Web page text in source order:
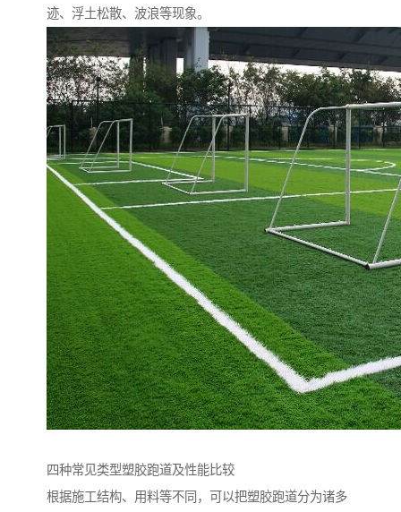
迹、浮土松散、波浪等现象。
四种常见类型塑胶跑道及性能比较
根据施工结构、用料等不同，可以把塑胶跑道分为诸多